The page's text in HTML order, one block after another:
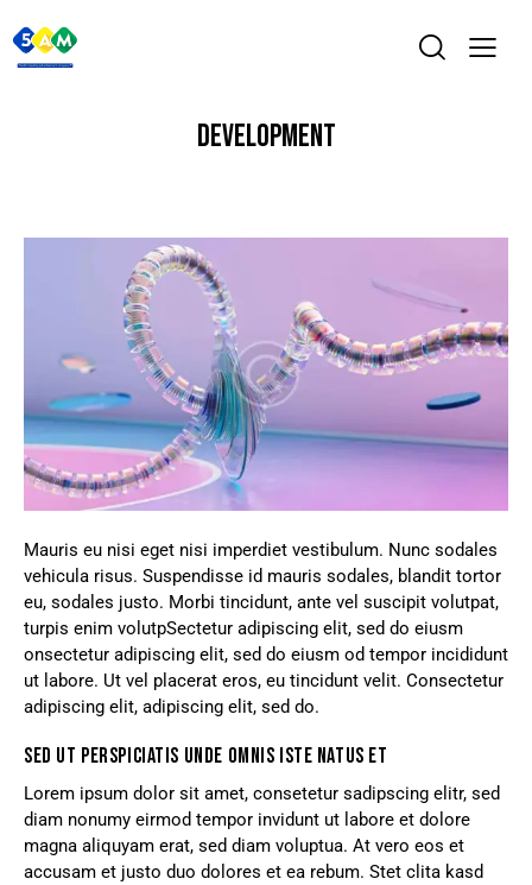
DEVELOPMENT
Mauris eu nisi eget nisi imperdiet vestibulum. Nunc sodales
vehicula risus. Suspendisse id mauris sodales, blandit tortor
eu, sodales justo. Morbi tincidunt, ante vel suscipit volutpat,
turpis enim volutpSectetur adipiscing elit, sed do eiusm
onsectetur adipiscing elit, sed do eiusm od tempor incididunt
ut labore. Ut vel placerat eros, eu tincidunt velit. Consectetur
adipiscing elit, adipiscing elit, sed do.
SED UT PERSPICIATIS UNDE OMNIS ISTE NATUS ET
Lorem ipsum dolor sit amet, consetetur sadipscing elitr, sed
diam nonumy eirmod tempor invidunt ut labore et dolore
magna aliquyam erat, sed diam voluptua. At vero eos et
accusam et justo duo dolores et ea rebum. Stet clita kasd